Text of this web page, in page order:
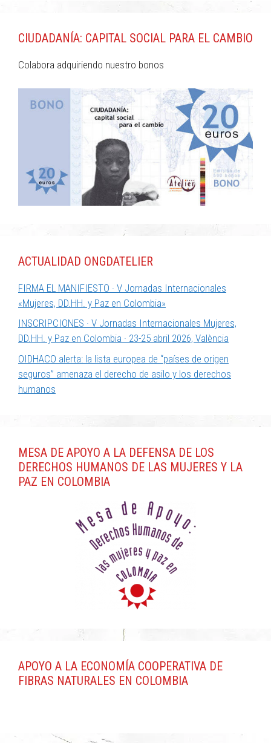
CIUDADANÍA: CAPITAL SOCIAL PARA EL CAMBIO
Colabora adquiriendo nuestro bonos
ACTUALIDAD ONGDATELIER
FIRMA EL MANIFIESTO · V Jornadas Internacionales
«Mujeres, DD.HH. y Paz en Colombia»
INSCRIPCIONES · V Jornadas Internacionales Mujeres,
DD.HH. y Paz en Colombia · 23-25 abril 2026, València
OIDHACO alerta: la lista europea de “países de origen
seguros” amenaza el derecho de asilo y los derechos
humanos
MESA DE APOYO A LA DEFENSA DE LOS
DERECHOS HUMANOS DE LAS MUJERES Y LA
PAZ EN COLOMBIA
APOYO A LA ECONOMÍA COOPERATIVA DE
FIBRAS NATURALES EN COLOMBIA